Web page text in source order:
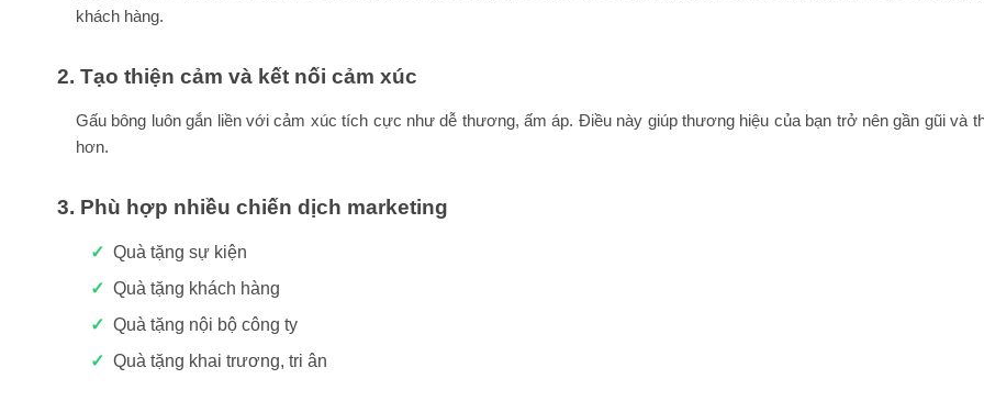
khách hàng.
2. Tạo thiện cảm và kết nối cảm xúc
Gấu bông luôn gắn liền với cảm xúc tích cực như dễ thương, ấm áp. Điều này giúp thương hiệu của bạn trở nên gần gũi và
hơn.
3. Phù hợp nhiều chiến dịch marketing
Quà tặng sự kiện
Quà tặng khách hàng
Quà tặng nội bộ công ty
Quà tặng khai trương, tri ân